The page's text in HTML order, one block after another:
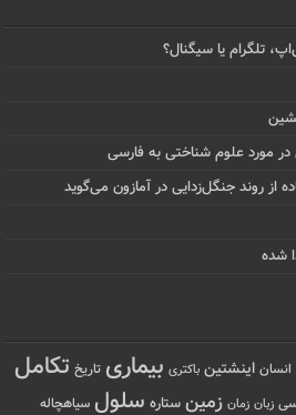
تلگرام یا سیگنال؟
مورد علوم شناختی به فارسی
از روند جنگل‌زدایی در آمازون می‌گوید
شده
انسان اینشتین باکتری بیماری تاریخ تکامل
زبان زمان زمین ستاره سلول سیاهچاله